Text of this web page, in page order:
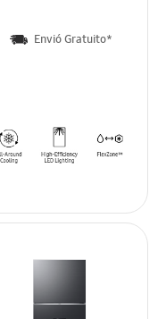
Envió Gratuito*